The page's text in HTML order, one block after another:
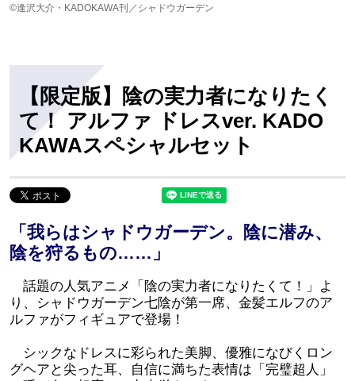
©逢沢大介・KADOKAWA刊／シャドウガーデン
【限定版】陰の実力者になりたく
て！ アルファ ドレスver. KADO
KAWAスペシャルセット
「我らはシャドウガーデン。陰に潜み、
陰を狩るもの……」
話題の人気アニメ「陰の実力者になりたくて！」よ
り、シャドウガーデン七陰が第一席、金髪エルフのア
ルファがフィギュアで登場！
シックなドレスに彩られた美脚、優雅になびくロン
グヘアと尖った耳、自信に満ちた表情は「完璧超人」